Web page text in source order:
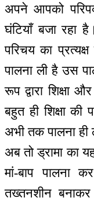
अपने आपको
घंटियाँ बजा रहा
परिचय का
पालना ली है उस
रूप द्वारा शिक्षा
बहुत ही शिक्षा
अभी तक पालना ही
अब तो ड्रामा का
मां-बाप पालना
तख्तनशीन बनाकर